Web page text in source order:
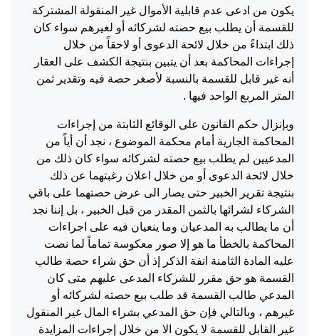
يكون من ادعى عدم قابلية الأموال غير المنقولة المشتركة
للقسمة أن يطلب بيع حصته لشركائه أو لغيرهم سواء كان
ذلك ابتداءً من خلال لائحة الدعوى أو لاحقاً من خلال
إجراءات المحاكمة بعد أن يتبين بنتيجة الكشف على العقار
أنه غير قابل للقسمة بالنسبة لأصغر حصة فيه وتقدير ثمن
المتر المربع الواحد فيها .
وبإنزال حكم القانون على الوقائع الثابتة من إجراءات
المحاكمة الجارية أمام محكمة الموضوع ، نجد أن أياً من
المدعيين لم يطلب بيع حصته لشركائه سواء كان ذلك من
خلال لائحة الدعوى أو من خلال اعلان رغبتهما عن ذلك
بنتيجة تقرير الخبير حتى يصار الى عرض حصتهما على باقي
الشركاء لشرائها بالثمن المقدر من قبل الخبير ، بل إننا نجد
أن ما يطالب به المدعيان وما ينعيان فيه على اجراءات
المحاكمة بالخطأ ما هو إلا صور معكوسة تماماً لما نصت
عليه المادة الثامنة انفة الذكر إذ أن حق شراء حصة طالب
القسمة هو حق مقرر للشركاء المدعى عليهم متى كان
المدعي طالب القسمة قد طلب بيع حصته لشركائه أو
غيرهم ، وبالتالي فإن حق المدعي بشراء المال غير المنقول
غير القابل للقسمة لا يكون الا من خلال إجراءات المزايدة